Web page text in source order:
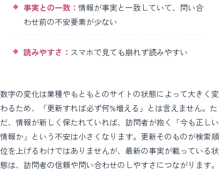
事実との一致： 情報が事実と一致していて、問い合
わせ前の不安要素が少ない
読みやすさ： スマホで見ても崩れず読みやすい
数字の変化は業種やもともとのサイトの状態によって大きく変
わるため、「更新すれば必ず何%増える」とは言えません。た
だ、情報が新しく保たれていれば、訪問者が抱く「今も正しい
情報か」という不安は小さくなります。更新そのものが検索順
位を上げるわけではありませんが、最新の事実が載っている状
態は、訪問者の信頼や問い合わせのしやすさにつながります。